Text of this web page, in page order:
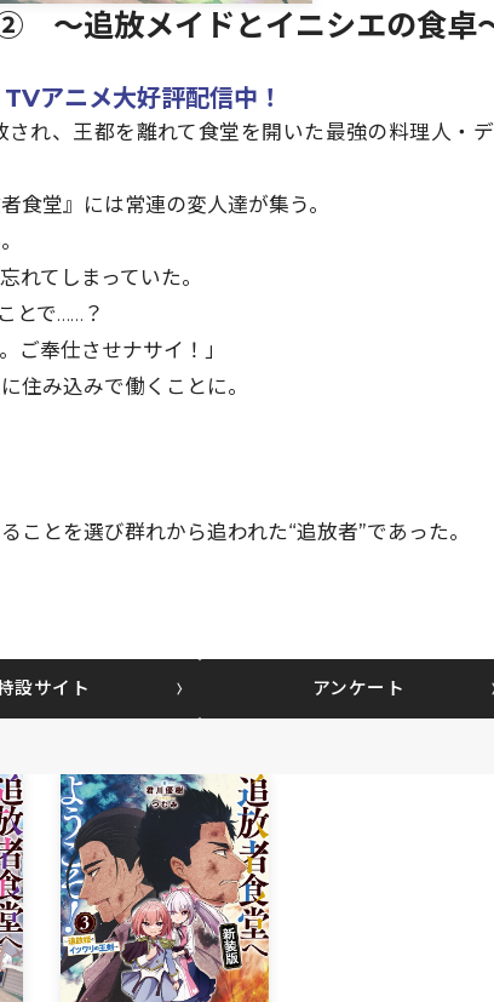
～追放メイドとイニシエの食卓
アニメ大好評配信中！
れ、王都を離れて食堂を開いた最強の料理人・
食堂』には常連の変人達が集う。
れてしまっていた。
とで……？
ご奉仕させナサイ！」
住み込みで働くことに。
とを選び群れから追われた“追放者”であった。
設サイト アンケート